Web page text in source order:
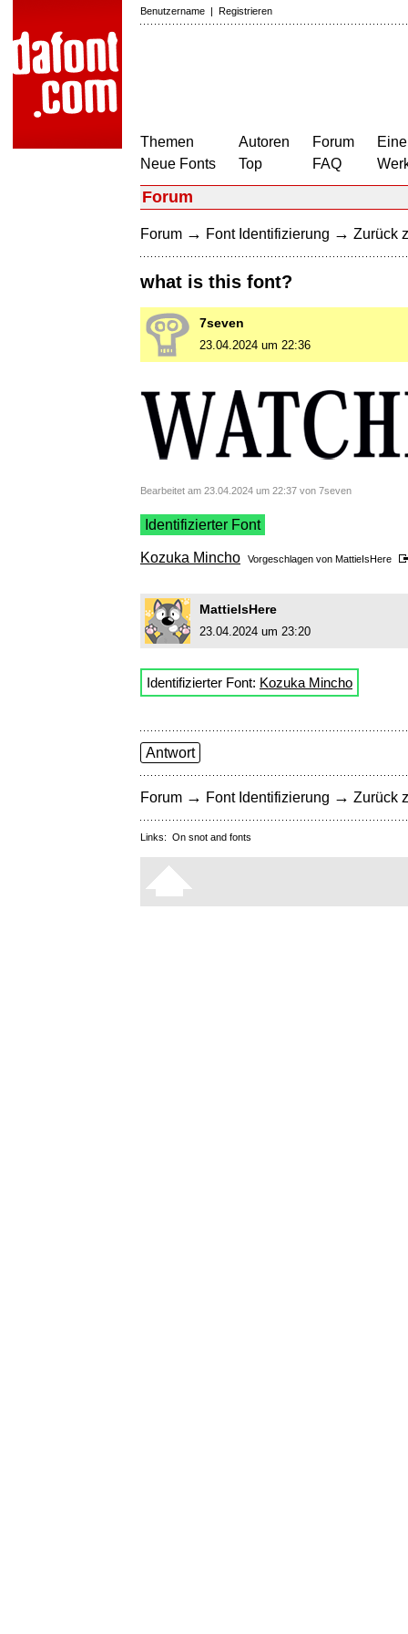
Benutzername | Registrieren
Themen
Neue Fonts
Autoren
Top
Forum
FAQ
Forum
Forum → Font Identifizierung → Zurück
what is this font?
7seven
23.04.2024 um 22:36
Bearbeitet am 23.04.2024 um 22:37 von 7seven
Identifizierter Font
Kozuka Mincho Vorgeschlagen von MattieIsHere
MattieIsHere
23.04.2024 um 23:20
Identifizierter Font: Kozuka Mincho
Antwort
Forum → Font Identifizierung → Zurück
Links: On snot and fonts